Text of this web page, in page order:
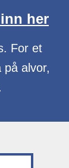
her
For et
alvor,